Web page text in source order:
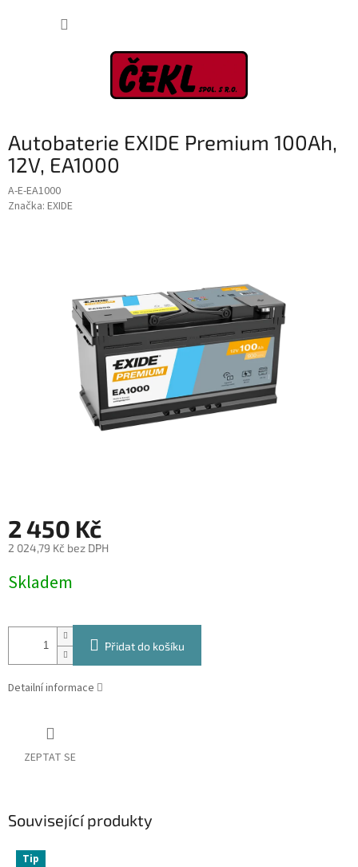
Autobaterie EXIDE Premium 100Ah,
12V, EA1000
A-E-EA1000
Značka: EXIDE
2 450 Kč
2 024,79 Kč bez DPH
cena:
Skladem
Přidat do košíku
Detailní informace
ZEPTAT SE
Související produkty
Tip